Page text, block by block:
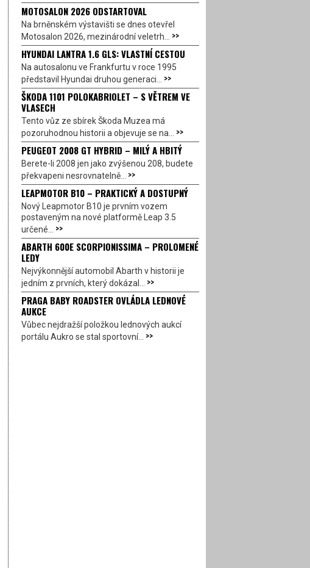
MOTOSALON 2026 ODSTARTOVAL
Na brněnském výstavišti se dnes otevřel
Motosalon 2026, mezinárodní veletrh... >>
HYUNDAI LANTRA 1.6 GLS: VLASTNÍ CESTOU
Na autosalonu ve Frankfurtu v roce 1995
představil Hyundai druhou generaci... >>
ŠKODA 1101 POLOKABRIOLET – S VĚTREM VE
VLASECH
Tento vůz ze sbírek Škoda Muzea má
pozoruhodnou historii a objevuje se na... >>
PEUGEOT 2008 GT HYBRID – MILÝ A HBITÝ
Berete-li 2008 jen jako zvýšenou 208, budete
překvapeni nesrovnatelně... >>
LEAPMOTOR B10 – PRAKTICKÝ A DOSTUPNÝ
Nový Leapmotor B10 je prvním vozem
postaveným na nové platformě Leap 3.5
určené... >>
ABARTH 600E SCORPIONISSIMA – PROLOMENÉ
LEDY
Nejvýkonnější automobil Abarth v historii je
jedním z prvních, který dokázal... >>
PRAGA BABY ROADSTER OVLÁDLA LEDNOVÉ
AUKCE
Vůbec nejdražší položkou lednových aukcí
portálu Aukro se stal sportovní... >>